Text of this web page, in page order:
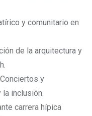
y comunitario en
de la arquitectura y
y
inclusión.
carrera hípica